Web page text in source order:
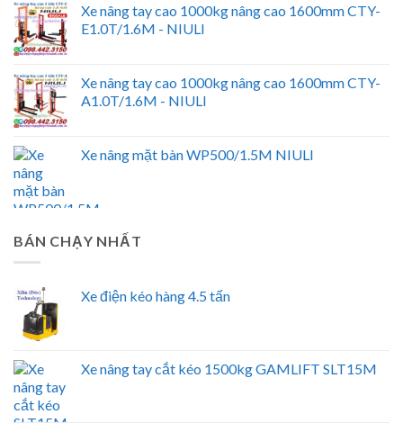
Xe nâng tay cao 1000kg nâng cao 1600mm CTY-
E1.0T/1.6M - NIULI
Xe nâng tay cao 1000kg nâng cao 1600mm CTY-
A1.0T/1.6M - NIULI
Xe nâng mặt bàn WP500/1.5M NIULI
BÁN CHẠY NHẤT
Xe điện kéo hàng 4.5 tấn
Xe nâng tay cắt kéo 1500kg GAMLIFT SLT15M